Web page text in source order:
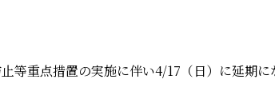
等重点措置の実施に伴い4/17（日）に延期に